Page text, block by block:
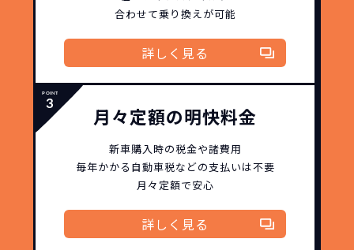
合わせて乗り換えが可能
詳しく見る
月々定額の明快料金
新車購入時の税金や諸費用
毎年かかる自動車税などの支払いは不要
月々定額で安心
詳しく見る